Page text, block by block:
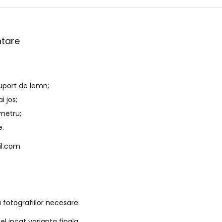
de lemn;
jos;
necesare.